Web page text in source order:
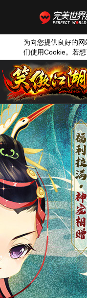
为向您提供良好的
们使用Cookie。若